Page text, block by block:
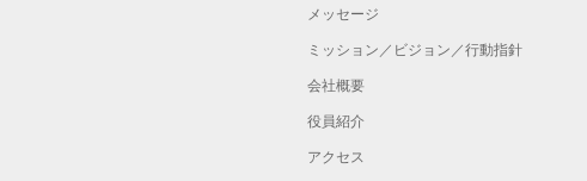
メッセージ
ミッション／ビジョン／行動指針
会社概要
役員紹介
アクセス